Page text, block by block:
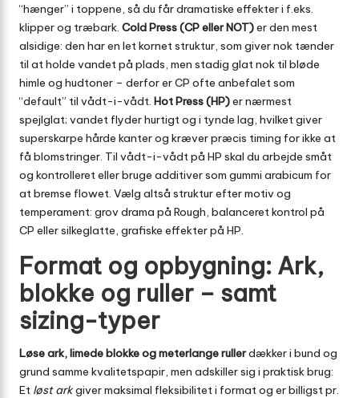
“hænger” i toppene, så du får dramatiske effekter i f.eks.
klipper og træbark. Cold Press (CP eller NOT)er den mest
alsidige: den har en let kornet struktur, som giver nok tænder
til at holde vandet på plads, men stadig glat nok til bløde
himle og hudtoner – derfor er CP ofte anbefalet som
“default” til vådt-i-vådt. Hot Press (HP)er nærmest
spejlglat; vandet flyder hurtigt og i tynde lag, hvilket giver
superskarpe hårde kanter og kræver præcis timing for ikke at
få blomstringer. Til vådt-i-vådt på HP skal du arbejde småt
og kontrolleret eller bruge additiver som gummi arabicum for
at bremse flowet. Vælg altså struktur efter motiv og
temperament: grov drama på Rough, balanceret kontrol på
CP eller silke­glatte, grafiske effekter på HP.
Format og opbygning: Ark,
blokke og ruller – samt
sizing-typer
Løse ark, limede blokke og meterlange rullerdækker i bund og
grund samme kvalitetspapir, men adskiller sig i praktisk brug:
Et løst arkgiver maksimal fleksibilitet i format og er billigst pr.